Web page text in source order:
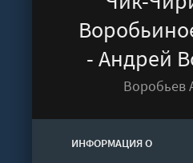
- Андрей
Воробьев
ИНФОРМАЦИЯ О